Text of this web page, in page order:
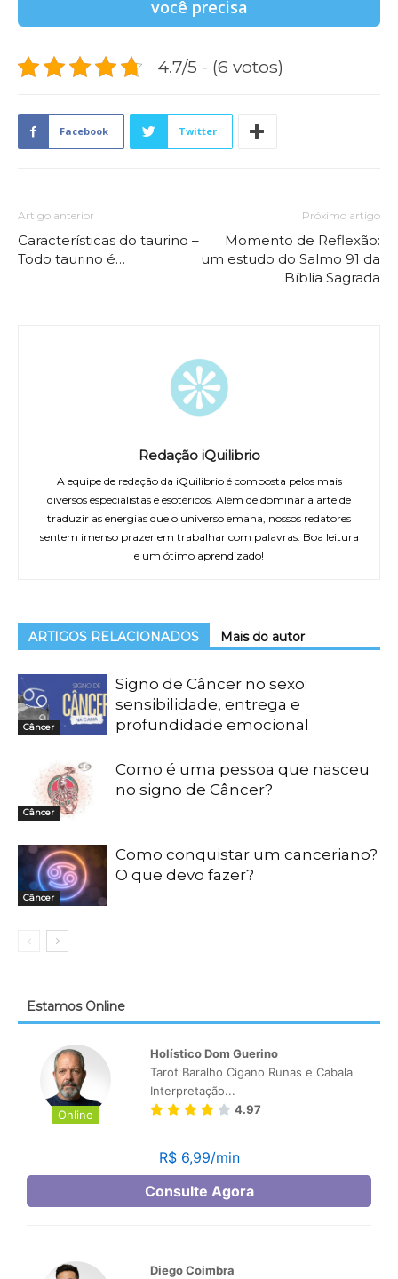
você precisa
4.7/5 - (6 votos)
Facebook Twitter
Artigo anterior
Características do taurino –
Todo taurino é…
Próximo artigo
Momento de Reflexão:
um estudo do Salmo 91 da
Bíblia Sagrada
Redação iQuilibrio
A equipe de redação da iQuilibrio é composta pelos mais
diversos especialistas e esotéricos. Além de dominar a arte de
traduzir as energias que o universo emana, nossos redatores
sentem imenso prazer em trabalhar com palavras. Boa leitura
e um ótimo aprendizado!
ARTIGOS RELACIONADOS Mais do autor
Câncer
Signo de Câncer no sexo:
sensibilidade, entrega e
profundidade emocional
Câncer
Como é uma pessoa que nasceu
no signo de Câncer?
Câncer
Como conquistar um canceriano?
O que devo fazer?
Estamos Online